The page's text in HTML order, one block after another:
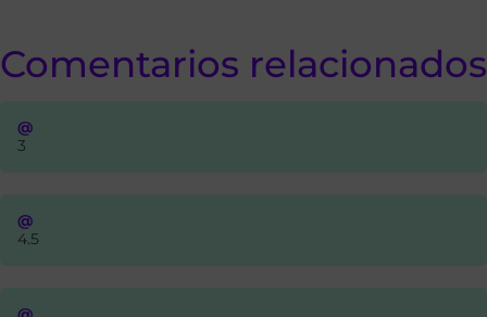
Comentarios relacionados
@
3
@
4.5